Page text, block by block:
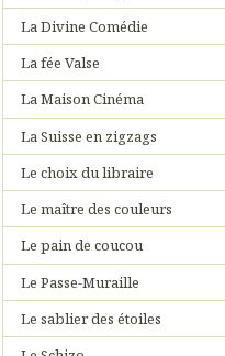
La Divine Comédie
La fée Valse
La Maison Cinéma
La Suisse en zigzags
Le choix du libraire
Le maître des couleurs
Le pain de coucou
Le Passe-Muraille
Le sablier des étoiles